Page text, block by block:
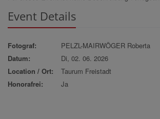
Event Details
Fotograf:
PELZL-MAIRWÖGER Roberta
Datum:
Di, 02. 06. 2026
Location / Ort:
Taurum Freistadt
Honorafrei:
Ja